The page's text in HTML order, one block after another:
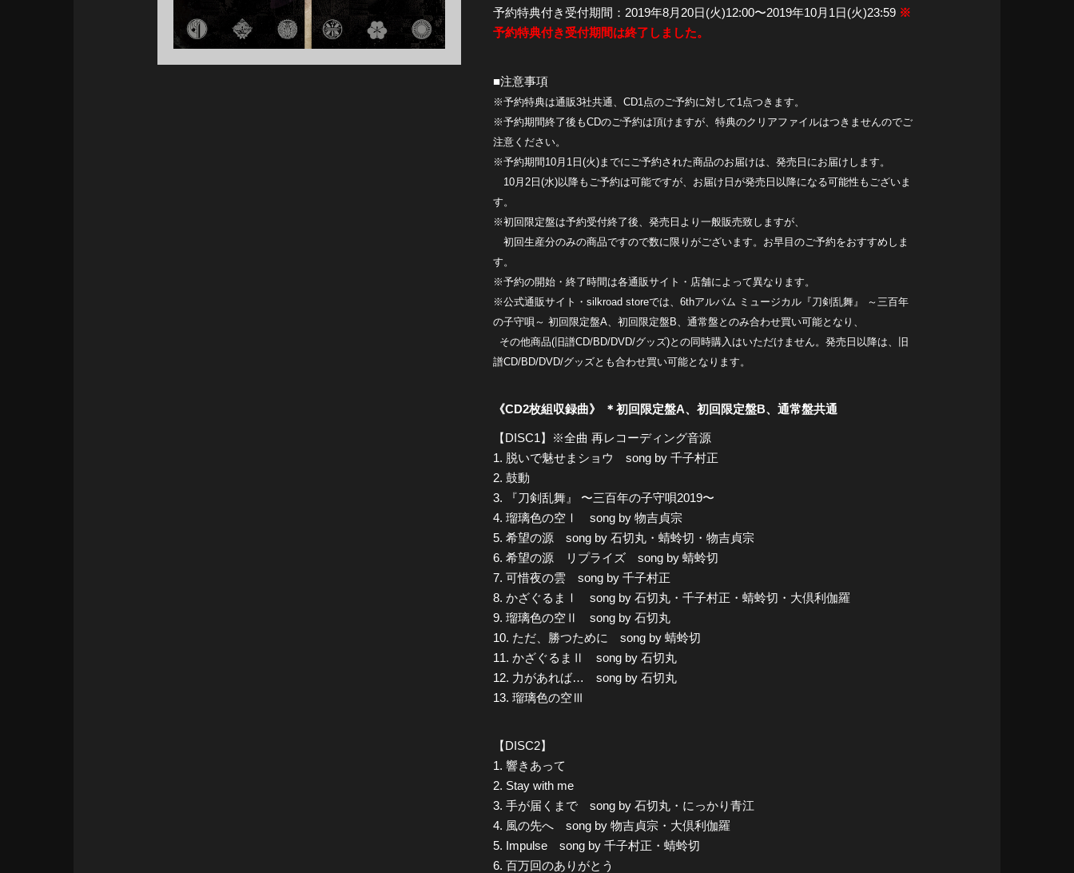
予約特典付き受付期間：2019年8月20日(火)12:00〜2019年10月1日(火)23:59 ※
予約特典付き受付期間は終了しました。
■注意事項
※予約特典は通販3社共通、CD1点のご予約に対して1点つきます。
※予約期間終了後もCDのご予約は頂けますが、特典のクリアファイルはつきませんのでご
注意ください。
※予約期間10月1日(火)までにご予約された商品のお届けは、発売日にお届けします。
10月2日(水)以降もご予約は可能ですが、お届け日が発売日以降になる可能性もございま
す。
※初回限定盤は予約受付終了後、発売日より一般販売致しますが、
初回生産分のみの商品ですので数に限りがございます。お早目のご予約をおすすめしま
す。
※予約の開始・終了時間は各通販サイト・店舗によって異なります。
※公式通販サイト・silkroad storeでは、6thアルバム ミュージカル『刀剣乱舞』 ～三百年
の子守唄～ 初回限定盤A、初回限定盤B、通常盤とのみ合わせ買い可能となり、
その他商品(旧譜CD/BD/DVD/グッズ)との同時購入はいただけません。発売日以降は、旧
譜CD/BD/DVD/グッズとも合わせ買い可能となります。
《CD2枚組収録曲》 ＊初回限定盤A、初回限定盤B、通常盤共通
【DISC1】※全曲 再レコーディング音源
1. 脱いで魅せまショウ song by 千子村正
2. 鼓動
3. 『刀剣乱舞』 〜三百年の子守唄2019〜
4. 瑠璃色の空Ⅰ song by 物吉貞宗
5. 希望の源 song by 石切丸・蜻蛉切・物吉貞宗
6. 希望の源 リプライズ song by 蜻蛉切
7. 可惜夜の雲 song by 千子村正
8. かざぐるまⅠ song by 石切丸・千子村正・蜻蛉切・大倶利伽羅
9. 瑠璃色の空Ⅱ song by 石切丸
10. ただ、勝つために song by 蜻蛉切
11. かざぐるまⅡ song by 石切丸
12. 力があれば… song by 石切丸
13. 瑠璃色の空Ⅲ
【DISC2】
1. 響きあって
2. Stay with me
3. 手が届くまで song by 石切丸・にっかり青江
4. 風の先へ song by 物吉貞宗・大倶利伽羅
5. Impulse song by 千子村正・蜻蛉切
6. 百万回のありがとう